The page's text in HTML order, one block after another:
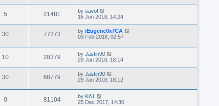
5 21481 by savol
16 Jun 2018, 14:24
30 77273 by iEugene0x7CA
03 Feb 2018, 02:57
10 28379 by Jastin90
29 Jan 2018, 18:14
30 68779 by Jastin90
29 Jan 2018, 18:12
0 81104 by KA1
25 Dec 2017, 14:30